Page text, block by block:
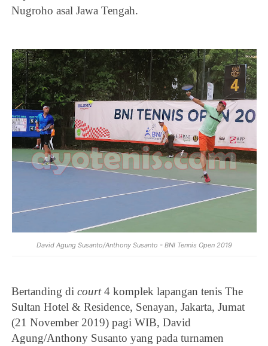
Nugroho asal Jawa Tengah.
David Agung Susanto/Anthony Susanto - BNI Tennis Open 2019
Bertanding dicourt4 komplek lapangan tenis The
Sultan Hotel & Residence, Senayan, Jakarta, Jumat
(21 November 2019) pagi WIB,David
Agung/Anthony Susanto yang padaturnamen